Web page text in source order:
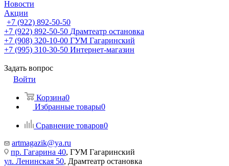
Новости
Акции
+7 (922) 892-50-50
+7 (922) 892-50-50 Драмтеатр остановка
+7 (908) 320-10-00 ГУМ Гагаринский
+7 (995) 310-30-50 Интернет-магазин
Задать вопрос
Войти
Корзина0
Избранные товары0
Сравнение товаров0
artmagazik@ya.ru
пр. Гагарина 40, ГУМ Гагаринский
ул. Ленинская 50, Драмтеатр остановка